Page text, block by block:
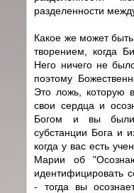
разделенности
Какое же может
творением, когда
Него ничего не
поэтому
Это ложь, которую
свои сердца и
Богом и вы были
субстанции Бога и
когда у вас есть
Марии об
идентифицировать
- тогда вы